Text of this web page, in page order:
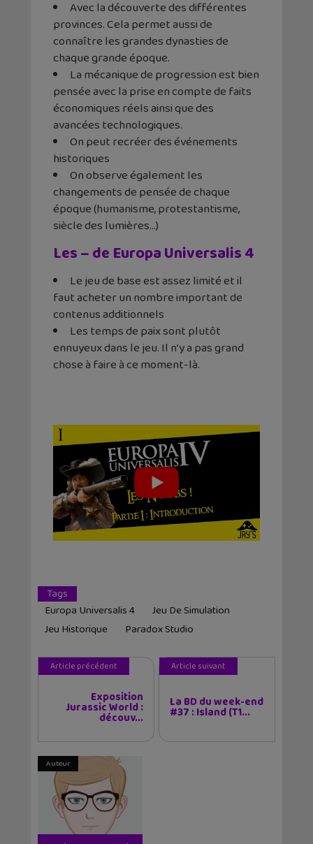
Avec la découverte des différentes
provinces. Cela permet aussi de
connaître les grandes dynasties de
chaque grande époque.
La mécanique de progression est bien
pensée avec la prise en compte de faits
économiques réels ainsi que des
avancées technologiques.
On peut recréer des événements
historiques
On observe également les
changements de pensée de chaque
époque (humanisme, protestantisme,
siècle des lumières…)
Les – de Europa Universalis 4
Le jeu de base est assez limité et il
faut acheter un nombre important de
contenus additionnels
Les temps de paix sont plutôt
ennuyeux dans le jeu. Il n’y a pas grand
chose à faire à ce moment-là.
Tags
Europa Universalis 4
Jeu De Simulation
Jeu Historique
Paradox Studio
Article précédent
Exposition
Jurassic World :
découv...
Article suivant
La BD du week-end
#37 : Island (T1...
Auteur